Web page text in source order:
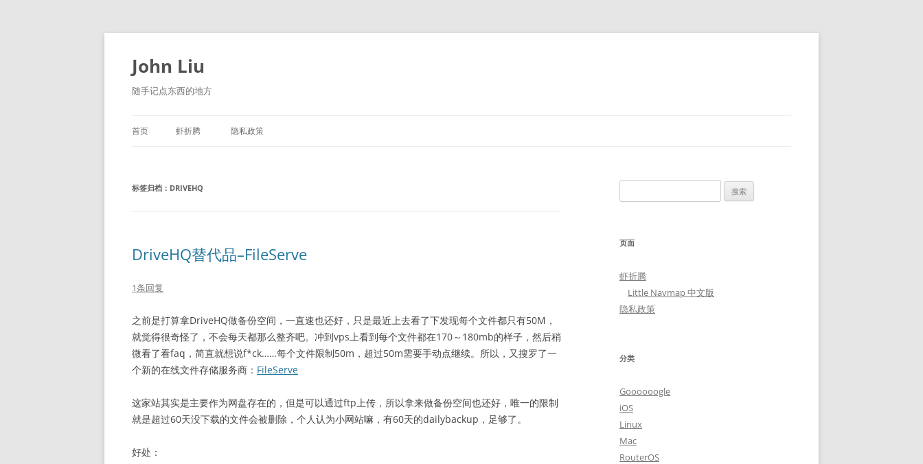
跳
文
John Liu
随手记点东西的地方
首页 虾折腾 隐私政策
标签归档： DRIVEHQ
DriveHQ替代品–FileServe
1条回复
之前是打算拿DriveHQ做备份空间，一直速也还好，只是最近上去看了下发现每个文件都只有50M，
就觉得很奇怪了，不会每天都那么整齐吧。冲到vps上看到每个文件都在170～180mb的样子，然后稍
微看了看faq，简直就想说f*ck……每个文件限制50m，超过50m需要手动点继续。所以，又搜罗了一
个新的在线文件存储服务商： FileServe
这家站其实是主要作为网盘存在的，但是可以通过ftp上传，所以拿来做备份空间也还好，唯一的限制
就是超过60天没下载的文件会被删除，个人认为小网站嘛，有60天的dailybackup，足够了。
好处：
索：
页面
虾折腾
Little Navmap 中文版
隐私政策
分类
Goooooogle
iOS
Linux
Mac
RouterOS